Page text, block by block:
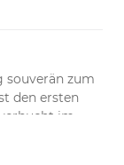
zum
den ersten
im